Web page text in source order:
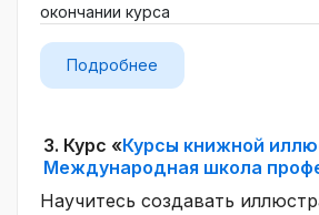
окончании курса
Подробнее
3. Курс «Курсы книжной
Международная школа
Научитесь создавать